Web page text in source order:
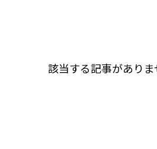
該当する記事がありま